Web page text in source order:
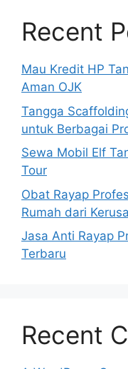
Recent
Mau Kredit HP
Aman OJK
Tangga
untuk Berbagai
Sewa Mobil Elf
Tour
Obat Rayap
Rumah dari
Jasa Anti Rayap
Terbaru
Recent